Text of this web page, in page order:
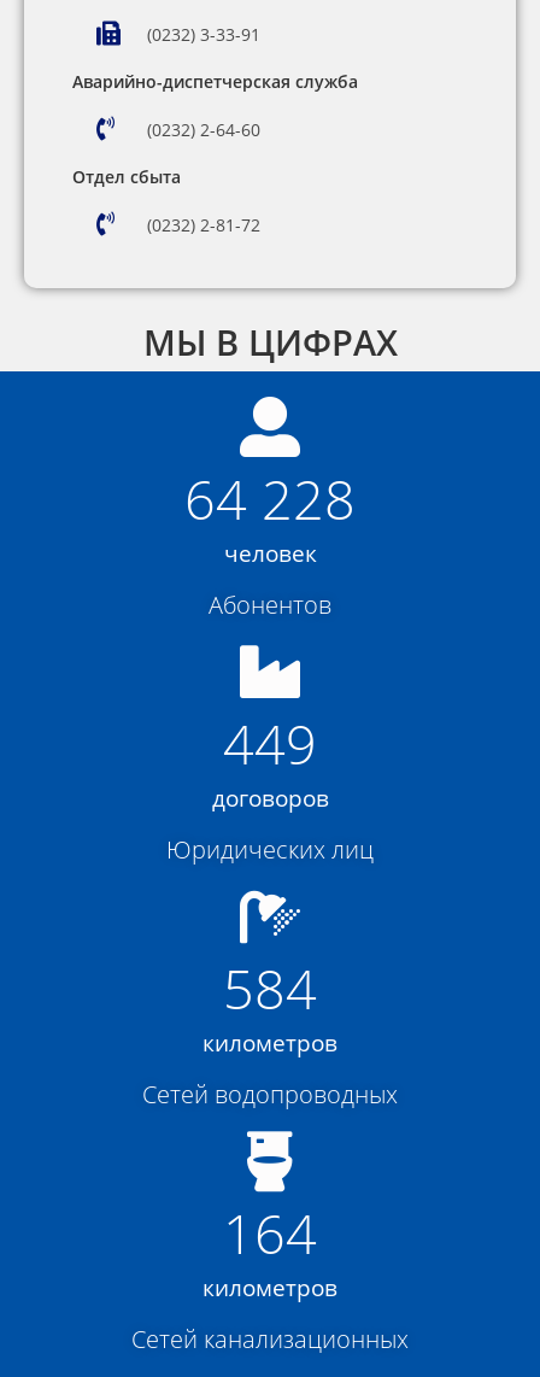
(0232) 3-33-91
Аварийно-диспетчерская служба
(0232) 2-64-60
Отдел сбыта
(0232) 2-81-72
МЫ В ЦИФРАХ
человек
64 228
Абонентов
договоров
449
Юридических лиц
километров
584
Сетей водопроводных
километров
164
Сетей канализационных